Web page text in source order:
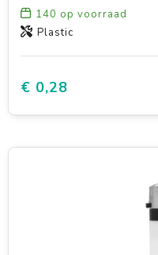
140 op voorraad
Plastic
€ 0,28